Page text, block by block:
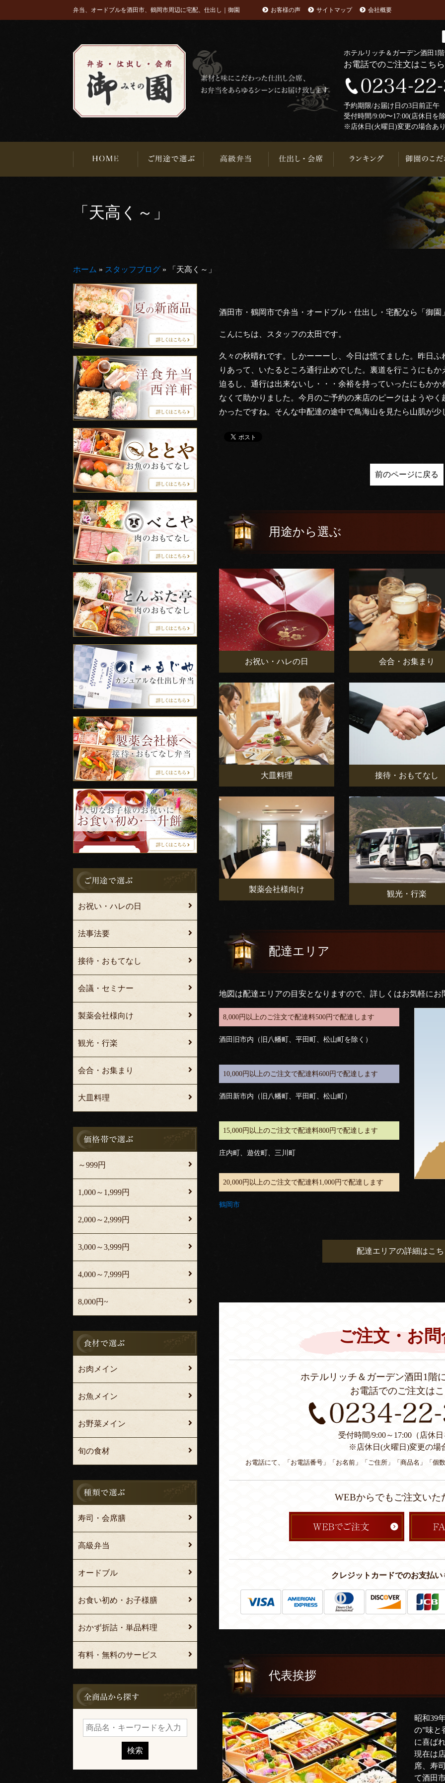
弁当、オードブルを酒田市、鶴岡市周辺に宅配、仕出し｜御園 お客様の声 サイトマップ 会社概要
ホテルリッチ＆ガーデン酒田1
お電話でのご注文はこち
予約期限/お届け日の3日前正
受付時間/9:00〜17:00(店休日を
※店休日(火曜日)変更の場合あ
「天高く～」
ホーム » スタッフブログ » 「天高く～」
酒田市・鶴岡市で弁当・オードブル・仕出し・宅配なら「御園
こんにちは、スタッフの太田です。
久々の秋晴れです。しかーーーし、今日は慌てました。昨日
りあって、いたるところ通行止めでした。裏道を行こうにも
迫るし、通行は出来ないし・・・余裕を持っていったにもか
なくて助かりました。今月のご予約の来店のピークはようや
かったですね。そんな中配達の途中で鳥海山を見たら山肌が
前のページに戻る
用途から選ぶ
お祝い・ハレの日 会合・お集まり
大皿料理 接待・おもてなし
製薬会社様向け
観光・行楽
配達エリア
地図は配達エリアの目安となりますので、詳しくはお気軽にお
8,000円以上のご注文で配達料500円で配達します
酒田旧市内（旧八幡町、平田町、松山町を除く）
10,000円以上のご注文で配達料600円で配達します
酒田新市内（旧八幡町、平田町、松山町）
15,000円以上のご注文で配達料800円で配達します
庄内町、遊佐町、三川町
20,000円以上のご注文で配達料1,000円で配達します
鶴岡市
配達エリアの詳細はこ
ご注文・お問
ホテルリッチ＆ガーデン酒田1階
お電話でのご注文は
受付時間/9:00～17:00（店休
※店休日(火曜日)変更の場
お電話にて、「お電話番号」「お名前」「ご住所」「商品名」「個
WEBからでもご注文いた
クレジットカードでのお支払い
代表挨拶
昭和39
の”味と
に喜ば
現在は
席、寿
て酒田
お祝い・ハレの日
法事法要
接待・おもてなし
会議・セミナー
製薬会社様向け
観光・行楽
会合・お集まり
大皿料理
～999円
1,000～1,999円
2,000～2,999円
3,000～3,999円
4,000～7,999円
8,000円~
お肉メイン
お魚メイン
お野菜メイン
旬の食材
寿司・会席膳
高級弁当
オードブル
お食い初め・お子様膳
おかず折詰・単品料理
有料・無料のサービス